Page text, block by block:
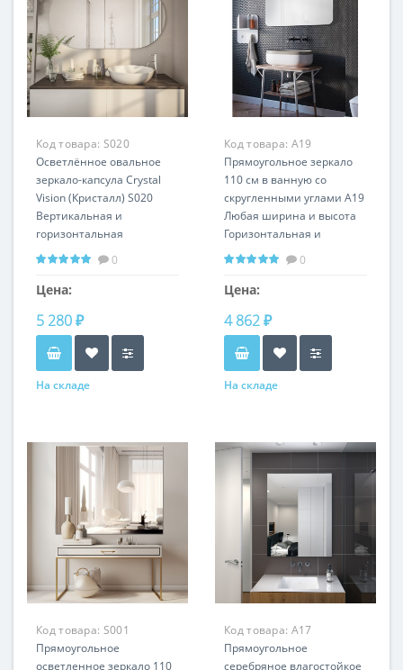
Код товара: S020
Осветлённое овальное
зеркало-капсула Crystal
Vision (Кристалл) S020
Вертикальная и
горизонтальная
установка Любой
размерВозможно
добавить раму на заказ
0
Цена:
5 280 ₽
На складе
Код товара: A19
Прямоугольное зеркало
110 см в ванную со
скругленными углами А19
Любая ширина и высота
Горизонтальная и
вертикальная установка
0
Цена:
4 862 ₽
На складе
Код товара: S001
Прямоугольное
осветленное зеркало 110
Код товара: A17
Прямоугольное
серебряное влагостойкое